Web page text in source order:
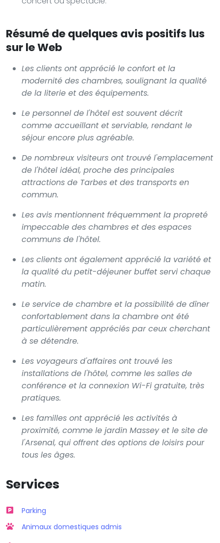
Résumé de quelques avis positifs lus
sur le Web
Les clients ont apprécié le confort et la
modernité des chambres, soulignant la qualité
de la literie et des équipements.
Le personnel de l'hôtel est souvent décrit
comme accueillant et serviable, rendant le
séjour encore plus agréable.
De nombreux visiteurs ont trouvé l'emplacement
de l'hôtel idéal, proche des principales
attractions de Tarbes et des transports en
commun.
Les avis mentionnent fréquemment la propreté
impeccable des chambres et des espaces
communs de l'hôtel.
Les clients ont également apprécié la variété et
la qualité du petit-déjeuner buffet servi chaque
matin.
Le service de chambre et la possibilité de dîner
confortablement dans la chambre ont été
particulièrement appréciés par ceux cherchant
à se détendre.
Les voyageurs d'affaires ont trouvé les
installations de l'hôtel, comme les salles de
conférence et la connexion Wi-Fi gratuite, très
pratiques.
Les familles ont apprécié les activités à
proximité, comme le jardin Massey et le site de
l'Arsenal, qui offrent des options de loisirs pour
tous les âges.
Services
Parking
Animaux domestiques admis